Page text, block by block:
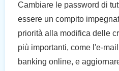
Cambiare le password di
essere un compito
priorità alla modifica delle
più importanti, come l'e-
banking online, e